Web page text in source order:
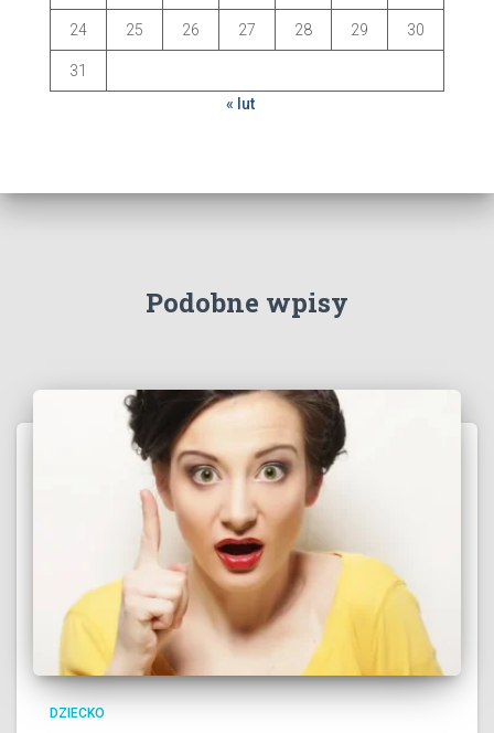
24 25 26 27 28 29 30
31
« lut
Podobne wpisy
DZIECKO